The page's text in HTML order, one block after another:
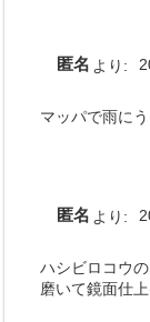
匿名 より:
マッパで雨に
匿名 より:
ハシビロコウ
磨いて鏡面仕